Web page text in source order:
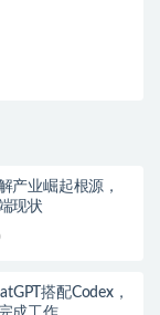
产业崛起根源，
现状
搭配Codex，